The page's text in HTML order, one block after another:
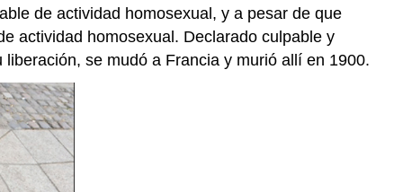
de actividad homosexual, y a pesar de que
actividad homosexual. Declarado culpable y
se mudó a Francia y murió allí en 1900.